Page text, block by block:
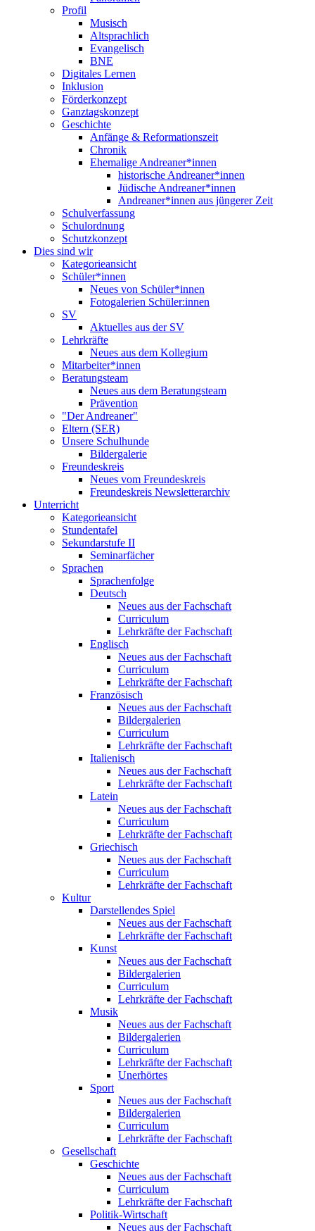
Profil
Musisch
Altsprachlich
Evangelisch
BNE
Digitales Lernen
Inklusion
Förderkonzept
Ganztagskonzept
Geschichte
Anfänge & Reformationszeit
Chronik
Ehemalige Andreaner*innen
historische Andreaner*innen
Jüdische Andreaner*innen
Andreaner*innen aus jüngerer Zeit
Schulverfassung
Schulordnung
Schutzkonzept
Dies sind wir
Kategorieansicht
Schüler*innen
Neues von Schüler*innen
Fotogalerien Schüler:innen
SV
Aktuelles aus der SV
Lehrkräfte
Neues aus dem Kollegium
Mitarbeiter*innen
Beratungsteam
Neues aus dem Beratungsteam
Prävention
"Der Andreaner"
Eltern (SER)
Unsere Schulhunde
Bildergalerie
Freundeskreis
Neues vom Freundeskreis
Freundeskreis Newsletterarchiv
Unterricht
Kategorieansicht
Stundentafel
Sekundarstufe II
Seminarfächer
Sprachen
Sprachenfolge
Deutsch
Neues aus der Fachschaft
Curriculum
Lehrkräfte der Fachschaft
Englisch
Neues aus der Fachschaft
Curriculum
Lehrkräfte der Fachschaft
Französisch
Neues aus der Fachschaft
Bildergalerien
Curriculum
Lehrkräfte der Fachschaft
Italienisch
Neues aus der Fachschaft
Lehrkräfte der Fachschaft
Latein
Neues aus der Fachschaft
Curriculum
Lehrkräfte der Fachschaft
Griechisch
Neues aus der Fachschaft
Curriculum
Lehrkräfte der Fachschaft
Kultur
Darstellendes Spiel
Neues aus der Fachschaft
Lehrkräfte der Fachschaft
Kunst
Neues aus der Fachschaft
Bildergalerien
Curriculum
Lehrkräfte der Fachschaft
Musik
Neues aus der Fachschaft
Bildergalerien
Curriculum
Lehrkräfte der Fachschaft
Unerhörtes
Sport
Neues aus der Fachschaft
Bildergalerien
Curriculum
Lehrkräfte der Fachschaft
Gesellschaft
Geschichte
Neues aus der Fachschaft
Curriculum
Lehrkräfte der Fachschaft
Politik-Wirtschaft
Neues aus der Fachschaft